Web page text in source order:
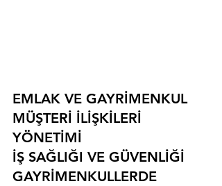
EMLAK VE GAYRİMENKUL
MÜŞTERİ İLİŞKİLERİ
YÖNETİMİ
İŞ SAĞLIĞI VE GÜVENLİĞİ
GAYRİMENKULLERDE